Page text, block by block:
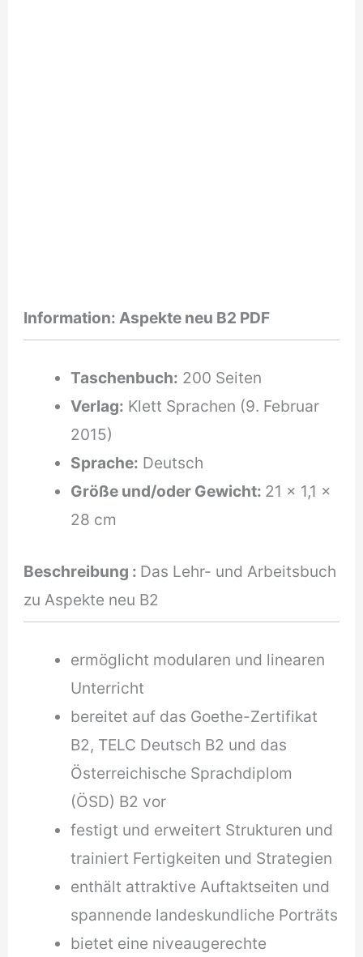
Information: Aspekte neu B2 PDF
Taschenbuch: 200 Seiten
Verlag: Klett Sprachen (9. Februar
2015)
Sprache: Deutsch
Größe und/oder Gewicht: 21 x 1,1 x
28 cm
Beschreibung : Das Lehr- und Arbeitsbuch
zu Aspekte neu B2
ermöglicht modularen und linearen
Unterricht
bereitet auf das Goethe-Zertifikat
B2, TELC Deutsch B2 und das
Österreichische Sprachdiplom
(ÖSD) B2 vor
festigt und erweitert Strukturen und
trainiert Fertigkeiten und Strategien
enthält attraktive Auftaktseiten und
spannende landeskundliche Porträts
bietet eine niveaugerechte